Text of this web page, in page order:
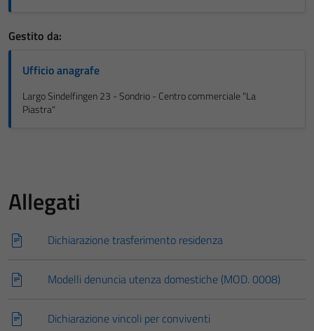
Gestito da:
Ufficio anagrafe
Largo Sindelfingen 23 - Sondrio - Centro commerciale "La
Piastra"
Allegati
Dichiarazione trasferimento residenza
Modelli denuncia utenza domestiche (MOD. 0008)
Dichiarazione vincoli per conviventi